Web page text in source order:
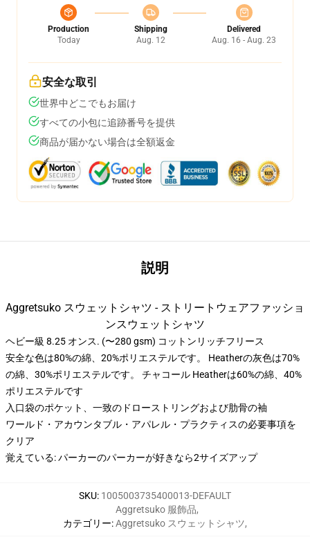
Production
Today
Shipping
Aug. 12
Delivered
Aug. 16 - Aug. 23
安全な取引
世界中どこでもお届け
すべての小包に追跡番号を提供
商品が届かない場合は全額返金
説明
Aggretsuko スウェットシャツ - ストリートウェアファッショ
ンスウェットシャツ
ヘビー級 8.25 オンス. (〜280 gsm) コットンリッチフリース
安全な色は80%の綿、20%ポリエステルです。 Heatherの灰色は70%
の綿、30%ポリエステルです。 チャコール Heatherは60%の綿、40%
ポリエステルです
入口袋のポケット、一致のドローストリングおよび肋骨の袖
ワールド・アカウンタブル・アパレル・プラクティスの必要事項を
クリア
覚えている: パーカーのパーカーが好きなら2サイズアップ
SKU: 1005003735400013-DEFAULT
カテゴリー:
Aggretsuko 服飾品,
Aggretsuko スウェットシャツ,